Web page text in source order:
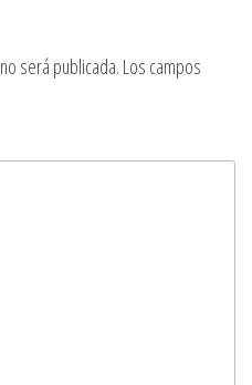
será publicada. Los campos